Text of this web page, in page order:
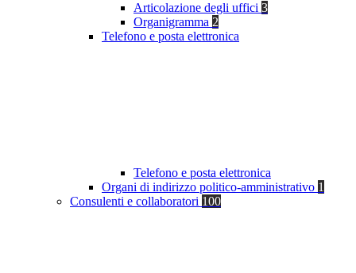
Articolazione degli uffici 3
Organigramma 2
Telefono e posta elettronica
Telefono e posta elettronica
Organi di indirizzo politico-amministrativo 1
Consulenti e collaboratori 100